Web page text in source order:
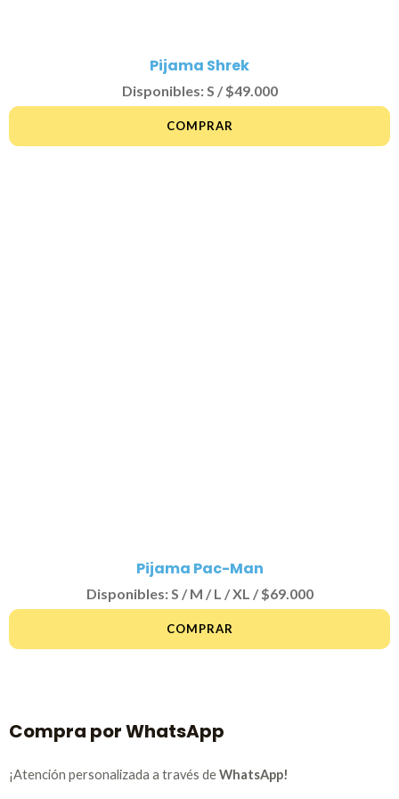
Pijama Shrek
Disponibles: S / $49.000
COMPRAR
Pijama Pac-Man
Disponibles: S / M / L / XL / $69.000
COMPRAR
Compra por WhatsApp
¡Atención personalizada a través deWhatsApp!